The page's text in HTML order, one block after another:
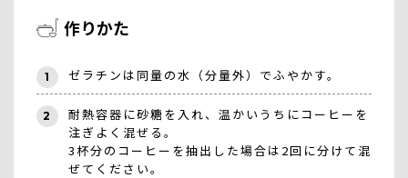
作りかた
1 ゼラチンは同量の水（分量外）でふやかす。
2
耐熱容器に砂糖を入れ、温かいうちにコーヒーを
注ぎよく混ぜる。
3杯分のコーヒーを抽出した場合は2回に分けて混
ぜてください。